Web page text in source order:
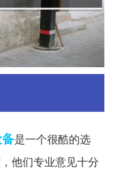
是一个很酷的选
他们专业意见十分